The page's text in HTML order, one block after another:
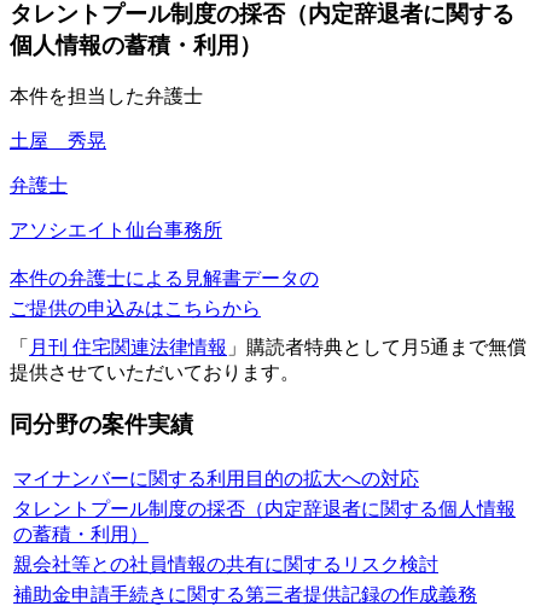
タレントプール制度の採否（内定辞退者に関する
個人情報の蓄積・利用）
本件を担当した弁護士
土屋 秀晃
弁護士
アソシエイト 仙台事務所
本件の弁護士による見解書データの
ご提供の申込みはこちらから
「 月刊 住宅関連法律情報 」購読者特典として月5通まで無償
提供させていただいております。
同分野の案件実績
マイナンバーに関する利用目的の拡大への対応
タレントプール制度の採否（内定辞退者に関する個人情報
の蓄積・利用）
親会社等との社員情報の共有に関するリスク検討
補助金申請手続きに関する第三者提供記録の作成義務